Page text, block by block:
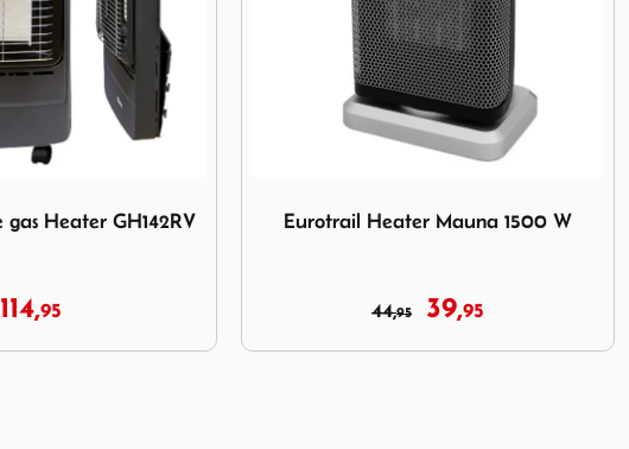
Mauna 1500 W
39,
Gimeg Eurostraler MES-100 30mbar
59,95 44,95